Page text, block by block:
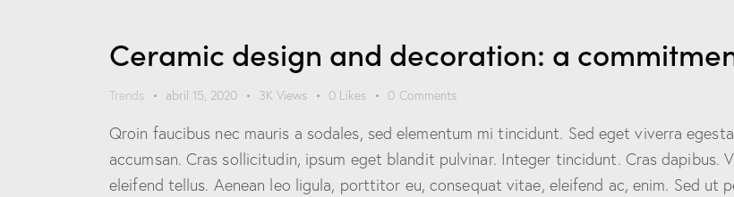
Ceramic design and decoration: a
Trends abril 15, 2020 3K Views 0 Likes 0 Comments
Qroin faucibus nec mauris a sodales, sed elementum mi tincidunt. Sed eget viverra
accumsan. Cras sollicitudin, ipsum eget blandit pulvinar. Integer tincidunt. Cras dapibus.
eleifend tellus. Aenean leo ligula, porttitor eu, consequat vitae, eleifend ac, enim. Sed ut